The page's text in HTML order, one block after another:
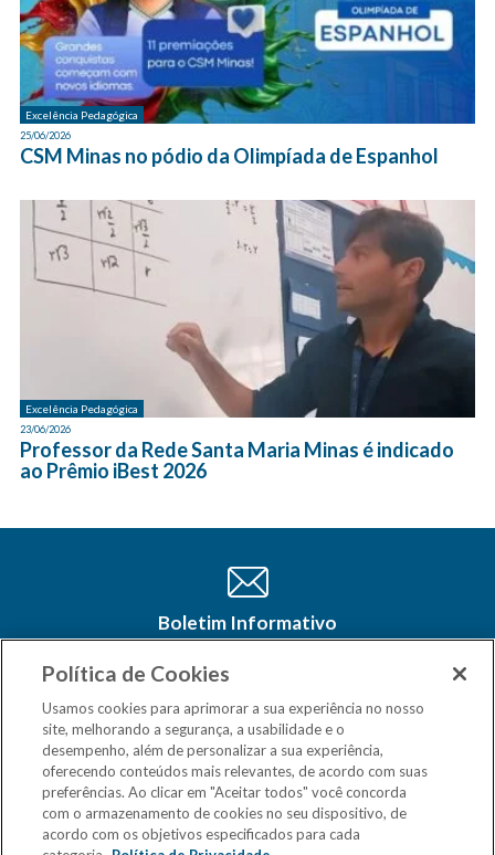
Excelência Pedagógica
25/06/2026
CSM Minas no pódio da Olimpíada de Espanhol
Excelência Pedagógica
23/06/2026
Professor da Rede Santa Maria Minas é indicado
ao Prêmio iBest 2026
Boletim Informativo
Cadastre-se e receba as últimas
atualizações do CSM Minas no seu e-
Política de Cookies
Usamos cookies para aprimorar a sua experiência no nosso
site, melhorando a segurança, a usabilidade e o
desempenho, além de personalizar a sua experiência,
oferecendo conteúdos mais relevantes, de acordo com suas
preferências. Ao clicar em "Aceitar todos" você concorda
com o armazenamento de cookies no seu dispositivo, de
acordo com os objetivos especificados para cada